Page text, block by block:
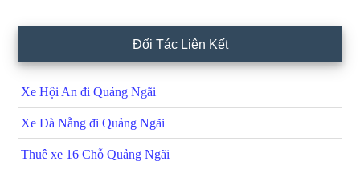
Đối Tác Liên Kết
Xe Hội An đi Quảng Ngãi
Xe Đà Nẵng đi Quảng Ngãi
Thuê xe 16 Chỗ Quảng Ngãi